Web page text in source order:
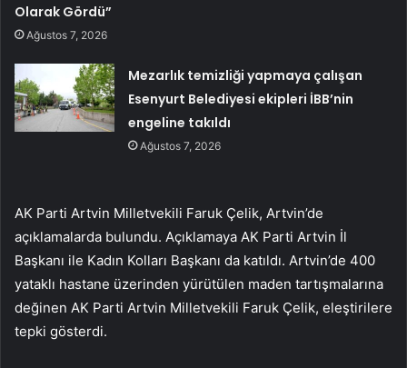
Olarak Gördü”
Ağustos 7, 2026
Mezarlık temizliği yapmaya çalışan
Esenyurt Belediyesi ekipleri İBB’nin
engeline takıldı
Ağustos 7, 2026
AK Parti Artvin Milletvekili Faruk Çelik, Artvin’de
açıklamalarda bulundu. Açıklamaya AK Parti Artvin İl
Başkanı ile Kadın Kolları Başkanı da katıldı. Artvin’de 400
yataklı hastane üzerinden yürütülen maden tartışmalarına
değinen AK Parti Artvin Milletvekili Faruk Çelik, eleştirilere
tepki gösterdi.